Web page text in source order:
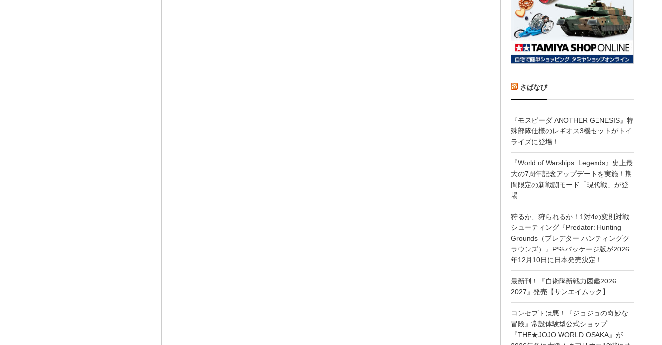
さばなび
『モスピーダ ANOTHER GENESIS』特
殊部隊仕様のレギオス3機セットがトイ
ライズに登場！
『World of Warships: Legends』史上最
大の7周年記念アップデートを実施！期
間限定の新戦闘モード「現代戦」が登
場
狩るか、狩られるか！1対4の変則対戦
シューティング『Predator: Hunting
Grounds（プレデター ハンティンググ
ラウンズ）』PS5パッケージ版が2026
年12月10日に日本発売決定！
最新刊！『自衛隊新戦力図鑑2026-
2027』発売【サンエイムック】
コンセプトは悪！『ジョジョの奇妙な
冒険』常設体験型公式ショップ
『THE★JOJO WORLD OSAKA』が